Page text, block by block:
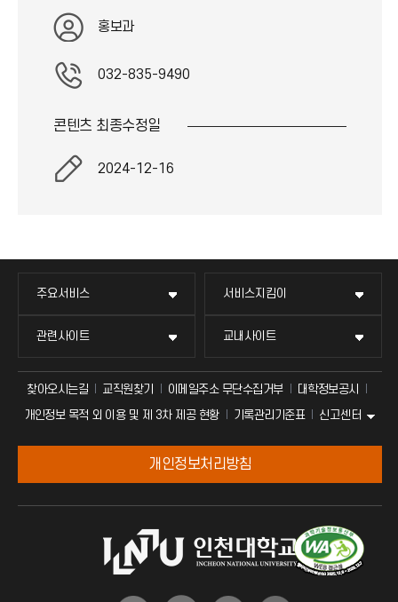
홍보과
032-835-9490
콘텐츠 최종수정일
2024-12-16
주요서비스 서비스지킴이
관련사이트 교내사이트
찾아오시는길 교직원찾기 이메일주소 무단수집거부
대학정보공시
개인정보 목적 외 이용 및 제 3차 제공 현황
기록관리기준표 신고센터
개인정보처리방침